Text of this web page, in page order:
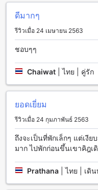
เชียงใหม่ได้อย่างสะดวก
จองได้ที่เคาน์เตอร์ในโร
และเพลิดเพลินกับสถานที่ท่
สะดวกสบายอีกด้วย
นอกจากนี้ โรงแรมยังมีบริก
ในเชียงใหม่เพื่อให้คุณสา
ท่องเที่ยวที่น่าสนใจได้อย่า
ในโรงแรมเพื่อความสะด
โรงแรมเลอ พลาโตยังมีบ
สิ่งอำนวยความสะดวกในห้
โรงแรมเลอ พลาโต ให้บ
หลากหลายเพื่อให้ผู้เข้าพั
และผ่อนคลายในเชียงใหม่
ให้บริการเพื่อให้ผู้เข้าพักส
ดีมากๆ
รีวิวเมื่อ 24 เมษายน 2563
ชอบๆๆ
Chaiwat |ไทย | คู่รัก
ยอดเยี่ยม
รีวิวเมื่อ 24 กุมภาพันธ์ 2563
ถึงจะเป็นที่พักเล็กๆ แต่เงี
มาก ไปพักก่อนขึ้นเขาคิฎเ
Prathana |ไทย | เดิ